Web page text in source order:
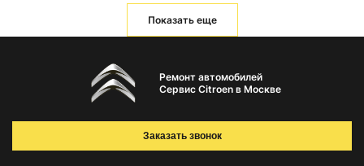
Показать еще
Ремонт автомобилей
Сервис Citroen в Москве
Заказать звонок